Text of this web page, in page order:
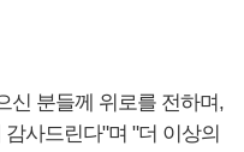
신 분들께 위로를 전하며,
사드린다"며 "더 이상의